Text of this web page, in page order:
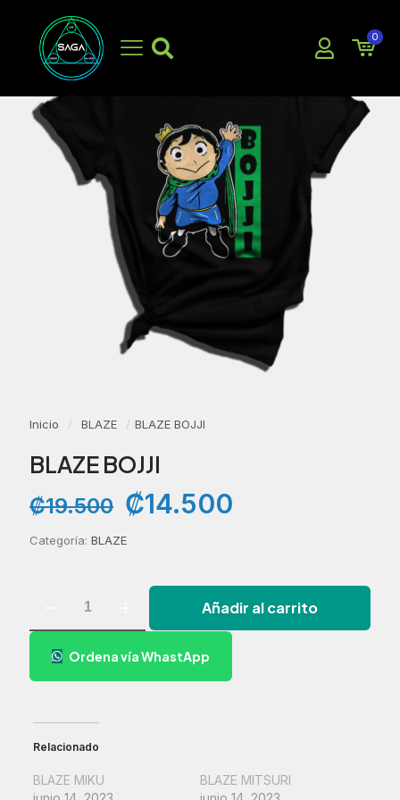
0
EN OFERTA
Inicio / BLAZE / BLAZE BOJJI
BLAZE BOJJI
₡19.500 El
precio
original
era:
₡14.500
Categoría: BLAZE
Añadir al carrito
Ordena vía WhastApp
Relacionado
BLAZE MIKU
BLAZE MITSURI